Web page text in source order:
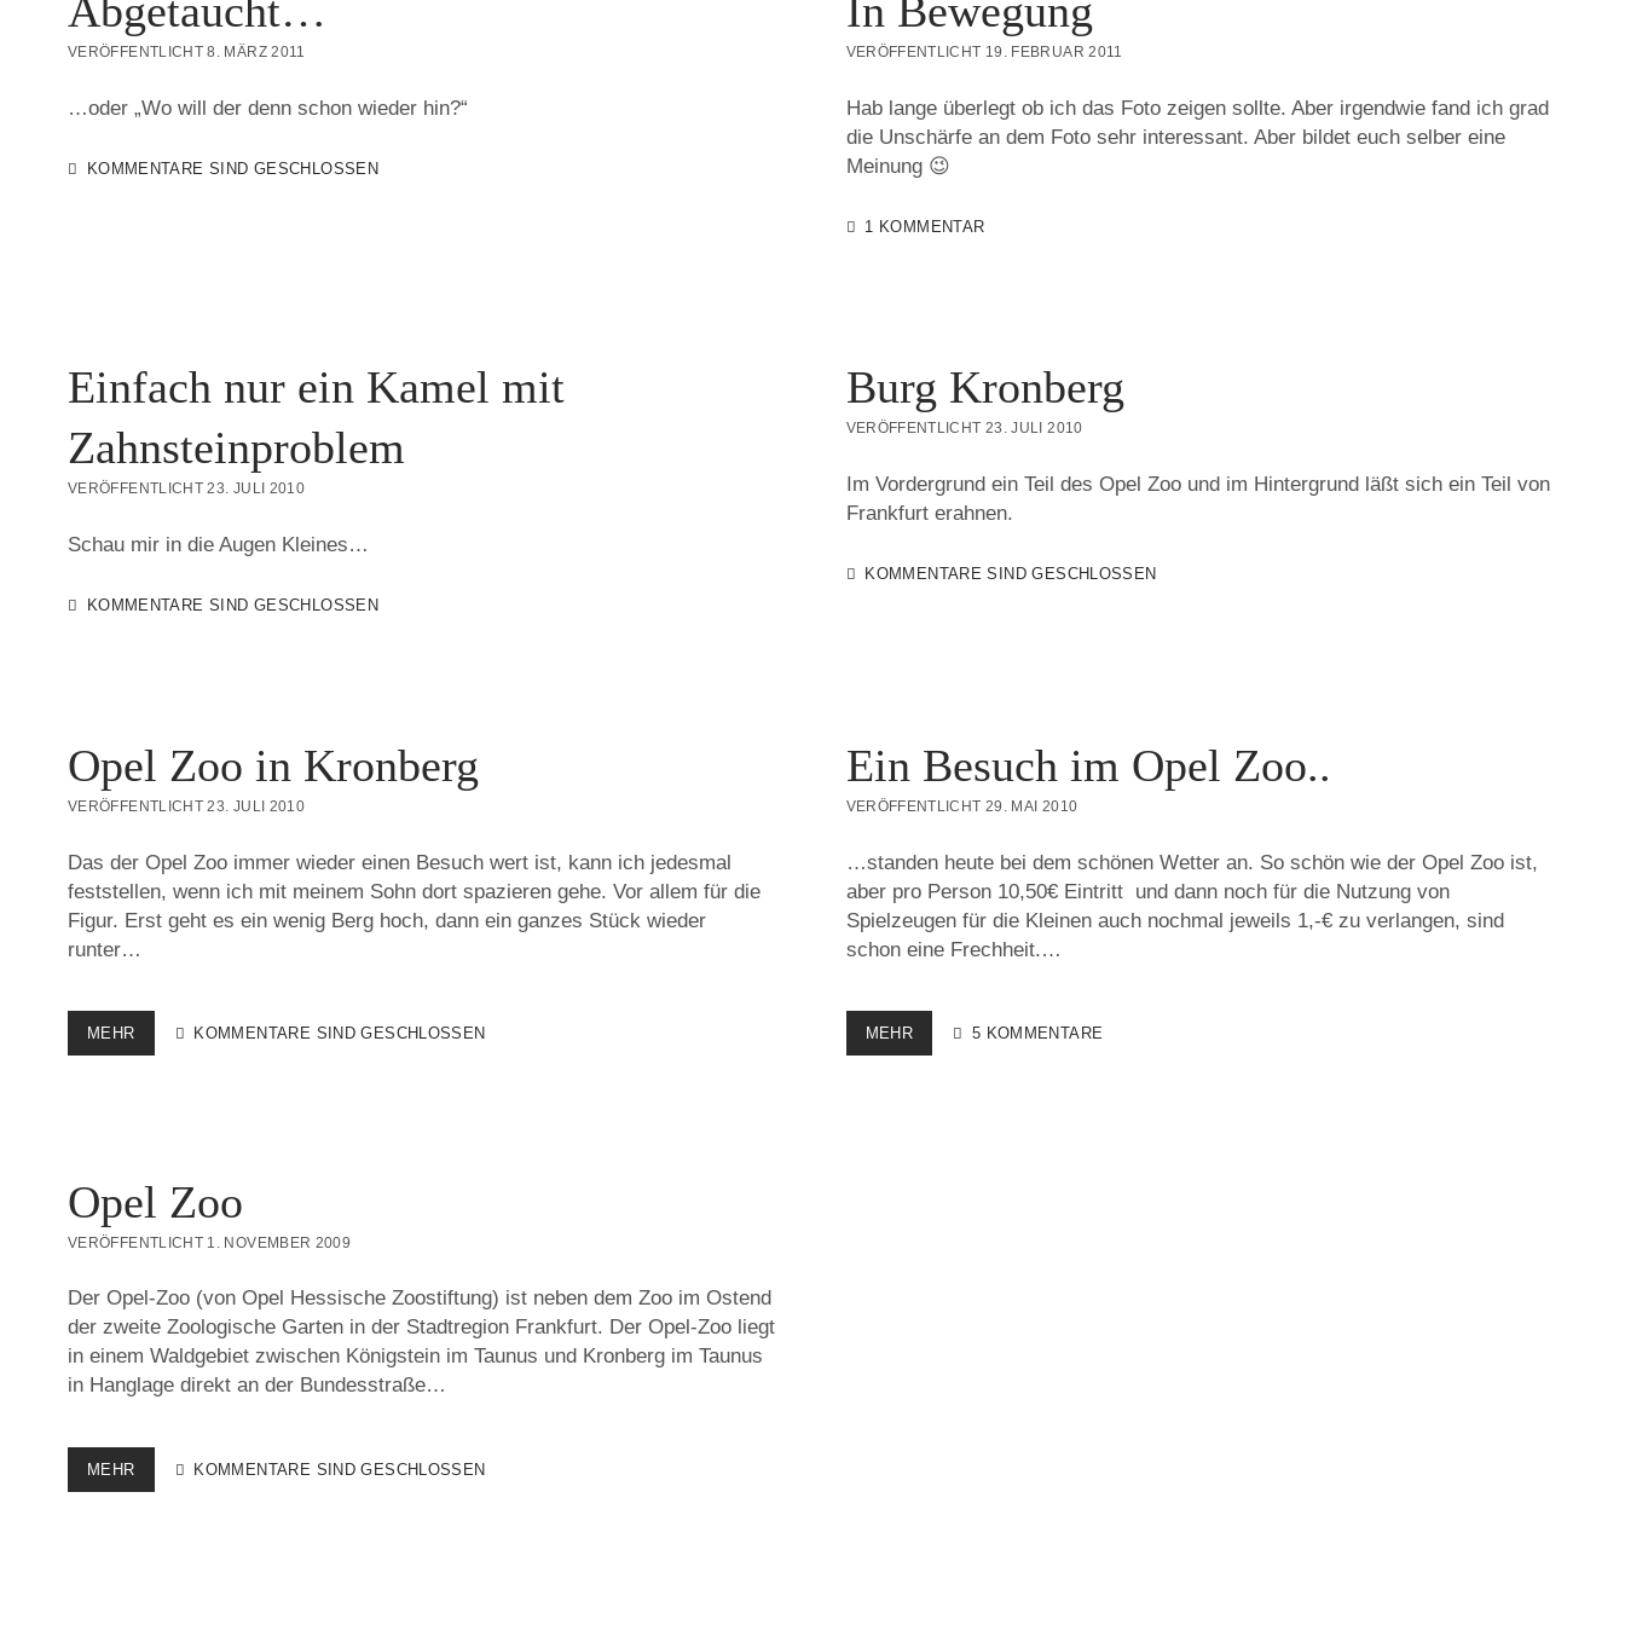
Abgetaucht…
VERÖFFENTLICHT 8. MÄRZ 2011
…oder „Wo will der denn schon wieder hin?“
KOMMENTARE SIND GESCHLOSSEN
In Bewegung
VERÖFFENTLICHT 19. FEBRUAR 2011
Hab lange überlegt ob ich das Foto zeigen sollte. Aber irgendwie fand ich grad
die Unschärfe an dem Foto sehr interessant. Aber bildet euch selber eine
Meinung 😉
1 KOMMENTAR
Einfach nur ein Kamel mit
Zahnsteinproblem
VERÖFFENTLICHT 23. JULI 2010
Schau mir in die Augen Kleines…
KOMMENTARE SIND GESCHLOSSEN
Burg Kronberg
VERÖFFENTLICHT 23. JULI 2010
Im Vordergrund ein Teil des Opel Zoo und im Hintergrund läßt sich ein Teil von
Frankfurt erahnen.
KOMMENTARE SIND GESCHLOSSEN
Opel Zoo in Kronberg
VERÖFFENTLICHT 23. JULI 2010
Das der Opel Zoo immer wieder einen Besuch wert ist, kann ich jedesmal
feststellen, wenn ich mit meinem Sohn dort spazieren gehe. Vor allem für die
Figur. Erst geht es ein wenig Berg hoch, dann ein ganzes Stück wieder
runter…
MEHROPEL
ZOO
KOMMENTARE SIND GESCHLOSSEN
Ein Besuch im Opel Zoo..
VERÖFFENTLICHT 29. MAI 2010
…standen heute bei dem schönen Wetter an. So schön wie der Opel Zoo ist,
aber pro Person 10,50€ Eintritt und dann noch für die Nutzung von
Spielzeugen für die Kleinen auch nochmal jeweils 1,-€ zu verlangen, sind
schon eine Frechheit.…
MEHREIN
BESUCH
5 KOMMENTARE
Opel Zoo
VERÖFFENTLICHT 1. NOVEMBER 2009
Der Opel-Zoo (von Opel Hessische Zoostiftung) ist neben dem Zoo im Ostend
der zweite Zoologische Garten in der Stadtregion Frankfurt. Der Opel-Zoo liegt
in einem Waldgebiet zwischen Königstein im Taunus und Kronberg im Taunus
in Hanglage direkt an der Bundesstraße…
MEHROPEL
ZOO
KOMMENTARE SIND GESCHLOSSEN